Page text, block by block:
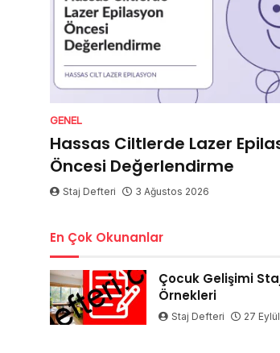
GENEL
Hassas Ciltlerde Lazer
Öncesi Değerlendirme
Staj Defteri 3 Ağustos 2026
En Çok Okunanlar
Çocuk Gelişimi
Örnekleri
Staj Defteri 27